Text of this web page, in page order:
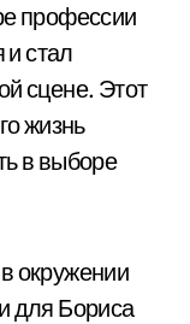
профессии
и стал
сцене. Этот
жизнь
в выборе
окружении
для Бориса